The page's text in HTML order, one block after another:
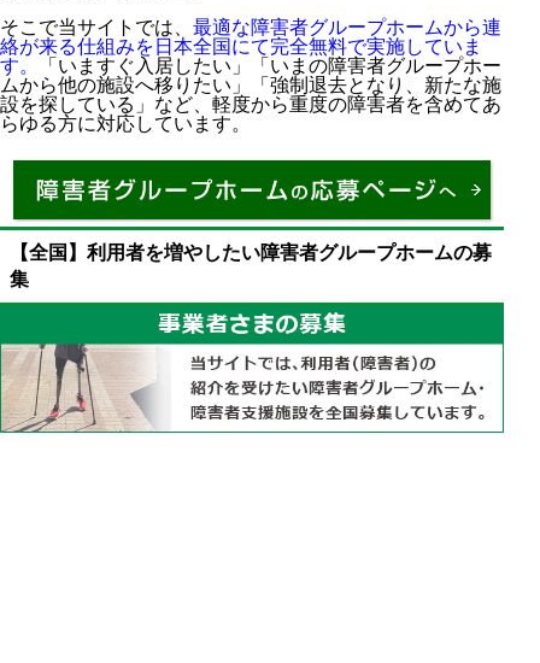
そこで当サイトでは、 最適な障害者グループホームから連
絡が来る仕組みを日本全国にて完全無料で実施していま
す。
「いますぐ入居したい」「いまの障害者グループホー
ムから他の施設へ移りたい」「強制退去となり、新たな施
設を探している」など、軽度から重度の障害者を含めてあ
らゆる方に対応しています。
【全国】利用者を増やしたい障害者グループホームの募
集
精神障害者保健福祉手帳は1級・2級・3級の等級があ
る